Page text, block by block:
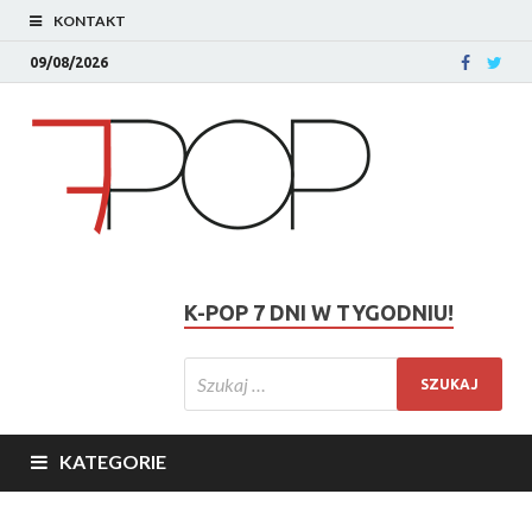
KONTAKT
09/08/2026
K-POP 7 DNI W TYGODNIU!
KATEGORIE